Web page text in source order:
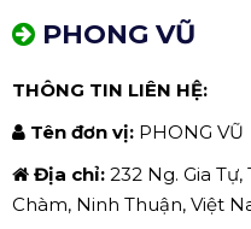
PHONG VŨ
THÔNG TIN LIÊN HỆ:
Tên đơn vị: PHONG VŨ
Địa chỉ: 232 Ng. Gia
Chàm, Ninh Thuận, Việt